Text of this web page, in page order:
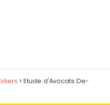
Etude d'Avocats De-